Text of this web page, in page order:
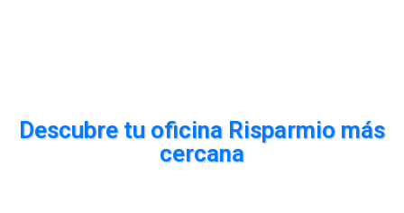
Descubre tu oficina Risparmio más
cercana